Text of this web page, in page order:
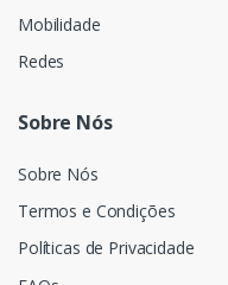
Mobilidade
Redes
Sobre Nós
Sobre Nós
Termos e Condições
Políticas de Privacidade